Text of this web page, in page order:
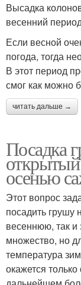
Высадка
весенний
Если весной
погода, тогда
В этот период
смог как можно
читать дальше →
Посадка
осенью
Этот вопрос
посадить грушу
весеннюю, так
множество, но
температура
окажется